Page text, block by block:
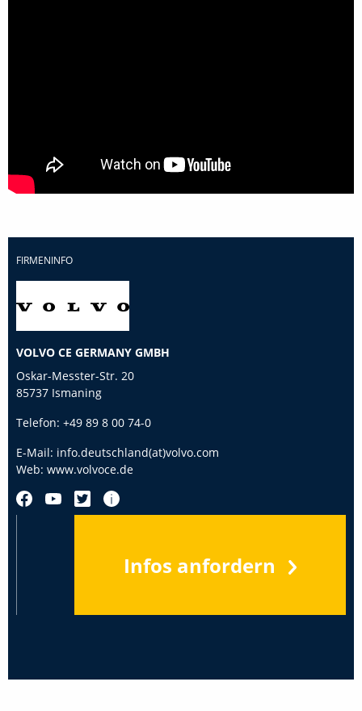
FIRMENINFO
VOLVO CE GERMANY GMBH
Oskar-Messter-Str. 20
85737 Ismaning
Telefon: +49 89 8 00 74-0
E-Mail: info.deutschland(at)volvo.com
Web: www.volvoce.de
Infos anfordern